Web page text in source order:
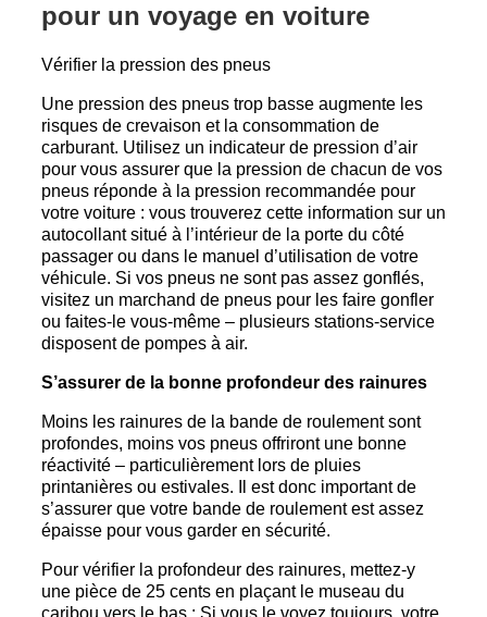
pour un voyage en voiture
Vérifier la pression des pneus
Une pression des pneus trop basse augmente les
risques de crevaison et la consommation de
carburant. Utilisez un indicateur de pression d’air
pour vous assurer que la pression de chacun de vos
pneus réponde à la pression recommandée pour
votre voiture : vous trouverez cette information sur un
autocollant situé à l’intérieur de la porte du côté
passager ou dans le manuel d’utilisation de votre
véhicule. Si vos pneus ne sont pas assez gonflés,
visitez un marchand de pneus pour les faire gonfler
ou faites-le vous-même – plusieurs stations-service
disposent de pompes à air.
S’assurer de la bonne profondeur des rainures
Moins les rainures de la bande de roulement sont
profondes, moins vos pneus offriront une bonne
réactivité – particulièrement lors de pluies
printanières ou estivales. Il est donc important de
s’assurer que votre bande de roulement est assez
épaisse pour vous garder en sécurité.
Pour vérifier la profondeur des rainures, mettez-y
une pièce de 25 cents en plaçant le museau du
caribou vers le bas : Si vous le voyez toujours, votre